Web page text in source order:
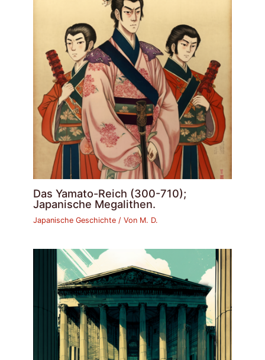
Das Yamato-Reich (300-710);
Japanische Megalithen.
Japanische Geschichte / Von M. D.